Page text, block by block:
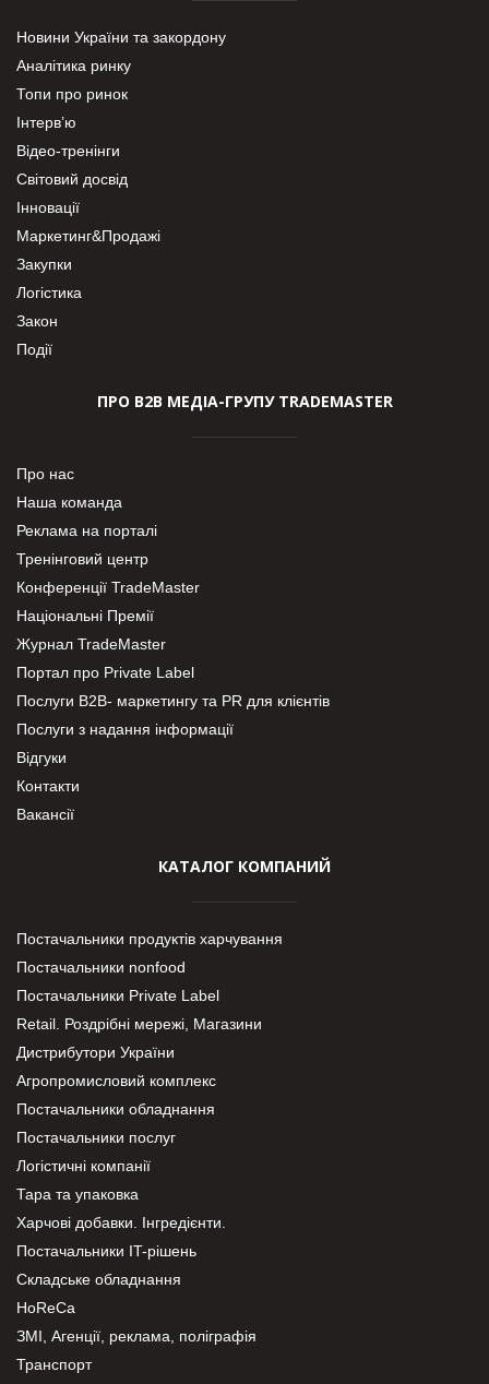
Новини України та закордону
Аналітика ринку
Топи про ринок
Інтерв’ю
Відео-тренінги
Світовий досвід
Інновації
Маркетинг&Продажі
Закупки
Логістика
Закон
Події
ПРО В2В МЕДІА-ГРУПУ TRADEMASTER
Про нас
Наша команда
Реклама на порталі
Тренінговий центр
Конференції TradeMaster
Національні Премії
Журнал TradeMaster
Портал про Private Label
Послуги В2В- маркетингу та PR для клієнтів
Послуги з надання інформації
Відгуки
Контакти
Вакансії
КАТАЛОГ КОМПАНИЙ
Постачальники продуктів харчування
Постачальники nonfood
Постачальники Private Label
Retail. Роздрібні мережі, Магазини
Дистрибутори України
Агропромисловий комплекс
Постачальники обладнання
Постачальники послуг
Логістичні компанії
Тара та упаковка
Харчові добавки. Інгредієнти.
Постачальники IT-рішень
Складське обладнання
HoReCa
ЗМІ, Агенції, реклама, поліграфія
Транспорт